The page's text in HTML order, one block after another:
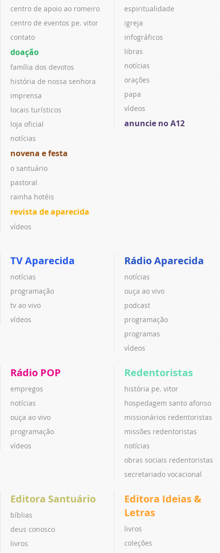
centro de apoio ao romeiro
centro de eventos pe. vitor
contato
doação
família dos devotos
história de nossa senhora
imprensa
locais turísticos
loja oficial
notícias
novena e festa
o santuário
pastoral
rainha hotéis
revista de aparecida
vídeos
espiritualidade
igreja
infográficos
libras
notícias
orações
papa
vídeos
anuncie no A12
TV Aparecida
notícias
programação
tv ao vivo
vídeos
Rádio Aparecida
notícias
ouça ao vivo
podcast
programação
programas
vídeos
Rádio POP
empregos
notícias
ouça ao vivo
programação
vídeos
Redentoristas
história pe. vitor
hospedagem santo afonso
missionários redentoristas
missões redentoristas
notícias
obras sociais redentoristas
secretariado vocacional
Editora Santuário
bíblias
deus conosco
livros
Editora Ideias &
Letras
livros
coleções